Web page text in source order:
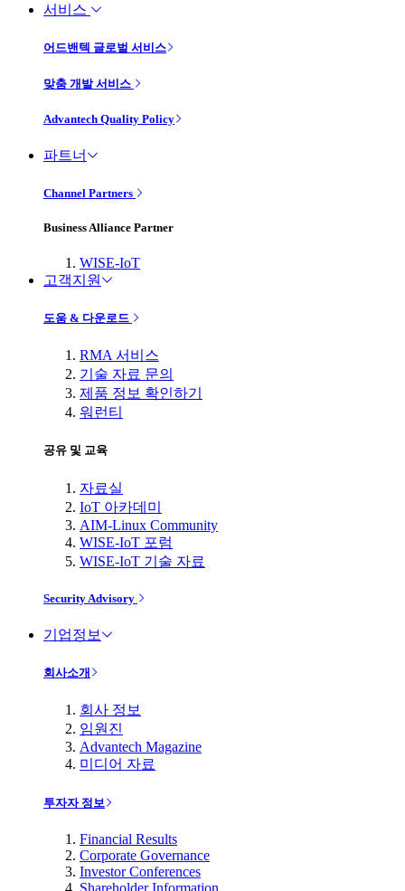
서비스
어드밴텍 글로벌 서비스
맞춤 개발 서비스
Advantech Quality Policy
파트너
Channel Partners
Business Alliance Partner
WISE-IoT
고객지원
도움 & 다운로드
RMA 서비스
기술 자료 문의
제품 정보 확인하기
워런티
공유 및 교육
자료실
IoT 아카데미
AIM-Linux Community
WISE-IoT 포럼
WISE-IoT 기술 자료
Security Advisory
기업정보
회사소개
회사 정보
임원진
Advantech Magazine
미디어 자료
투자자 정보
Financial Results
Corporate Governance
Investor Conferences
Shareholder Information